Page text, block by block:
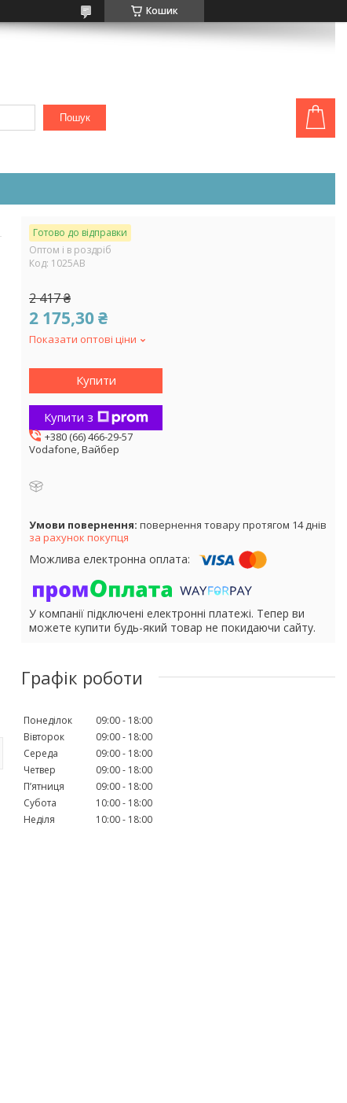
Кошик
Пошук
Готово до відправки
Оптом і в роздріб
Код: 1025АВ
2 417 ₴
2 175,30 ₴
Показати оптові ціни
Купити
Купити з
+380 (66) 466-29-57
Vodafone, Вайбер
повернення товару протягом 14 днів
за рахунок покупця
У компанії підключені електронні платежі. Тепер ви
можете купити будь-який товар не покидаючи сайту.
Графік роботи
Понеділок 09:00
18:00
Вівторок
09:00
18:00
Середа
09:00
18:00
Четвер
09:00
18:00
Пʼятниця
09:00
18:00
Субота
10:00
18:00
Неділя
10:00 18:00